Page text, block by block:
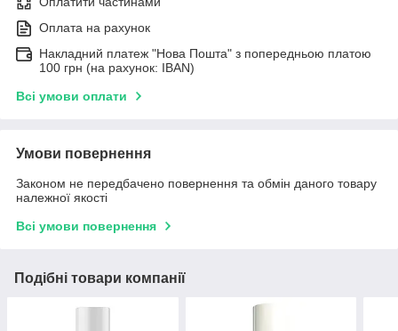
Оплата на рахунок
Накладний платеж "Нова Пошта" з попередньою платою
100 грн (на рахунок: IBAN)
Всі умови оплати
Умови повернення
Законом не передбачено повернення та обмін даного товару
належної якості
Всі умови повернення
Подібні товари компанії